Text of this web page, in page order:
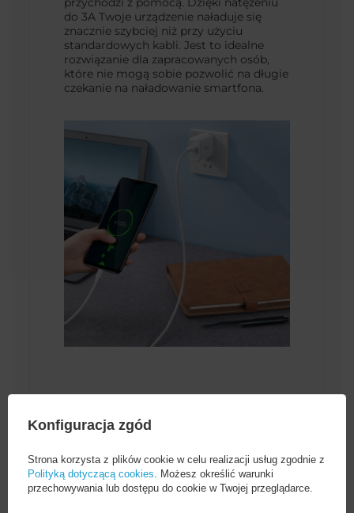
do 3A Twoje urządzenie naładuje się
znacznie szybciej niż przy użyciu
standardowych kabli. Jest to idealne
rozwiązanie dla zapracowanych osób,
które nie mogą sobie pozwolić na długie
czekanie na naładowanie smartfona.
transferu danych
Kabel Ugreen US289 to nie tylko szybki
transfer, ale również stabilność i
bezpieczeństwo przesyłanych danych.
Konfiguracja zgód
Strona korzysta z plików cookie w celu realizacji usług zgodnie z
Polityką dotyczącą cookies . Możesz określić warunki
przechowywania lub dostępu do cookie w Twojej przeglądarce.